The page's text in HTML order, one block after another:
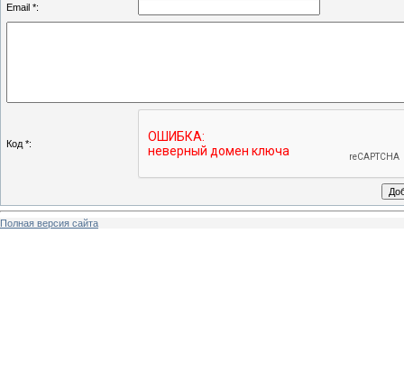
Email *:
Код *:
Полная версия сайта